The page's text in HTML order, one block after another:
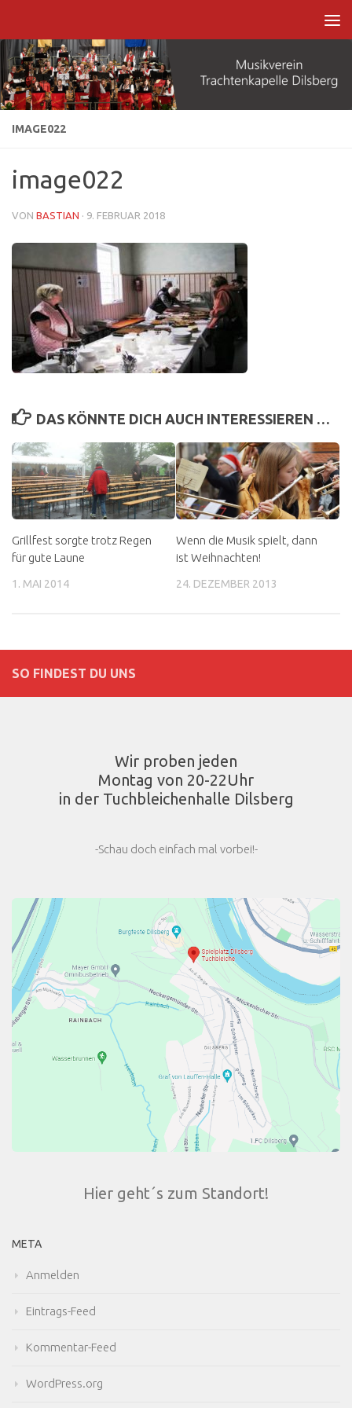
IMAGE022
image022
VON BASTIAN · 9. FEBRUAR 2018
DAS KÖNNTE DICH AUCH INTERESSIEREN …
Grillfest sorgte trotz Regen
für gute Laune
1. MAI 2014
Wenn die Musik spielt, dann
ist Weihnachten!
24. DEZEMBER 2013
SO FINDEST DU UNS
Wir proben jeden
Montag von 20-22Uhr
in der Tuchbleichenhalle Dilsberg
-Schau doch einfach mal vorbei!-
Hier geht´s zum Standort!
META
Anmelden
Eintrags-Feed
Kommentar-Feed
WordPress.org